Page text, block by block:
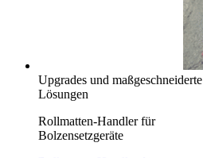
Upgrades und maßgeschneiderte
Lösungen
Rollmatten-Handler für
Bolzensetzgeräte